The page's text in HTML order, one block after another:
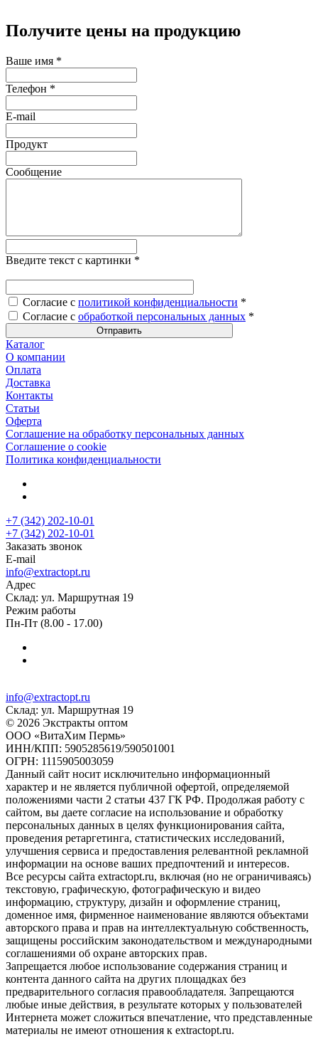
Получите цены на продукцию
Ваше имя *
Телефон *
E-mail
Продукт
Сообщение
Введите текст с картинки *
Согласие с политикой конфиденциальности *
Согласие с обработкой персональных данных *
Каталог
О компании
Оплата
Доставка
Контакты
Статьи
Оферта
Соглашение на обработку персональных данных
Соглашение о cookie
Политика конфиденциальности
+7 (342) 202-10-01
+7 (342) 202-10-01
Заказать звонок
E-mail
info@extractopt.ru
Адрес
Склад: ул. Маршрутная 19
Режим работы
Пн-Пт (8.00 - 17.00)
info@extractopt.ru
Склад: ул. Маршрутная 19
© 2026 Экстракты оптом
ООО «ВитаХим Пермь»
ИНН/КПП: 5905285619/590501001
ОГРН: 1115905003059
Данный сайт носит исключительно информационный
характер и не является публичной офертой, определяемой
положениями части 2 статьи 437 ГК РФ. Продолжая работу с
сайтом, вы даете согласие на использование и обработку
персональных данных в целях функционирования сайта,
проведения ретаргетинга, статистических исследований,
улучшения сервиса и предоставления релевантной рекламной
информации на основе ваших предпочтений и интересов.
Все ресурсы сайта extractopt.ru, включая (но не ограничиваясь)
текстовую, графическую, фотографическую и видео
информацию, структуру, дизайн и оформление страниц,
доменное имя, фирменное наименование являются объектами
авторского права и прав на интеллектуальную собственность,
защищены российским законодательством и международными
соглашениями об охране авторских прав.
Запрещается любое использование содержания страниц и
контента данного сайта на других площадках без
предварительного согласия правообладателя. Запрещаются
любые иные действия, в результате которых у пользователей
Интернета может сложиться впечатление, что представленные
материалы не имеют отношения к extractopt.ru.